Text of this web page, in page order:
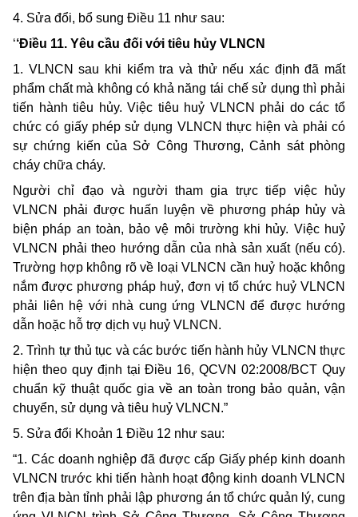
4. Sửa đổi, bổ sung Điều 11 như sau:
‘‘Điều 11. Yêu cầu đối với tiêu hủy VLNCN
1. VLNCN sau khi kiểm tra và thử nếu xác định đã mất
phẩm chất mà không có khả năng tái chế sử dụng thì phải
tiến hành tiêu hủy. Việc tiêu huỷ VLNCN phải do các tổ
chức có giấy phép sử dụng VLNCN thực hiện và phải có
sự chứng kiến của Sở Công Thương, Cảnh sát phòng
cháy chữa cháy.
Người chỉ đạo và người tham gia trực tiếp việc hủy
VLNCN phải được huấn luyện về phương pháp hủy và
biện pháp an toàn, bảo vệ môi trường khi hủy. Việc huỷ
VLNCN phải theo hướng dẫn của nhà sản xuất (nếu có).
Trường hợp không rõ về loại VLNCN cần huỷ hoặc không
nắm được phương pháp huỷ, đơn vị tổ chức huỷ VLNCN
phải liên hệ với nhà cung ứng VLNCN để được hướng
dẫn hoặc hỗ trợ dịch vụ huỷ VLNCN.
2. Trình tự thủ tục và các bước tiến hành hủy VLNCN thực
hiện theo quy định tại Điều 16, QCVN 02:2008/BCT Quy
chuẩn kỹ thuật quốc gia về an toàn trong bảo quản, vận
chuyển, sử dụng và tiêu huỷ VLNCN.”
5. Sửa đổi Khoản 1 Điều 12 như sau:
“1. Các doanh nghiệp đã được cấp Giấy phép kinh doanh
VLNCN trước khi tiến hành hoạt động kinh doanh VLNCN
trên địa bàn tỉnh phải lập phương án tổ chức quản lý, cung